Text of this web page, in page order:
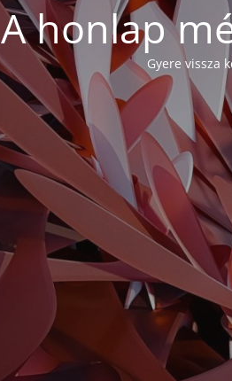
A honlap
Gyere vissza